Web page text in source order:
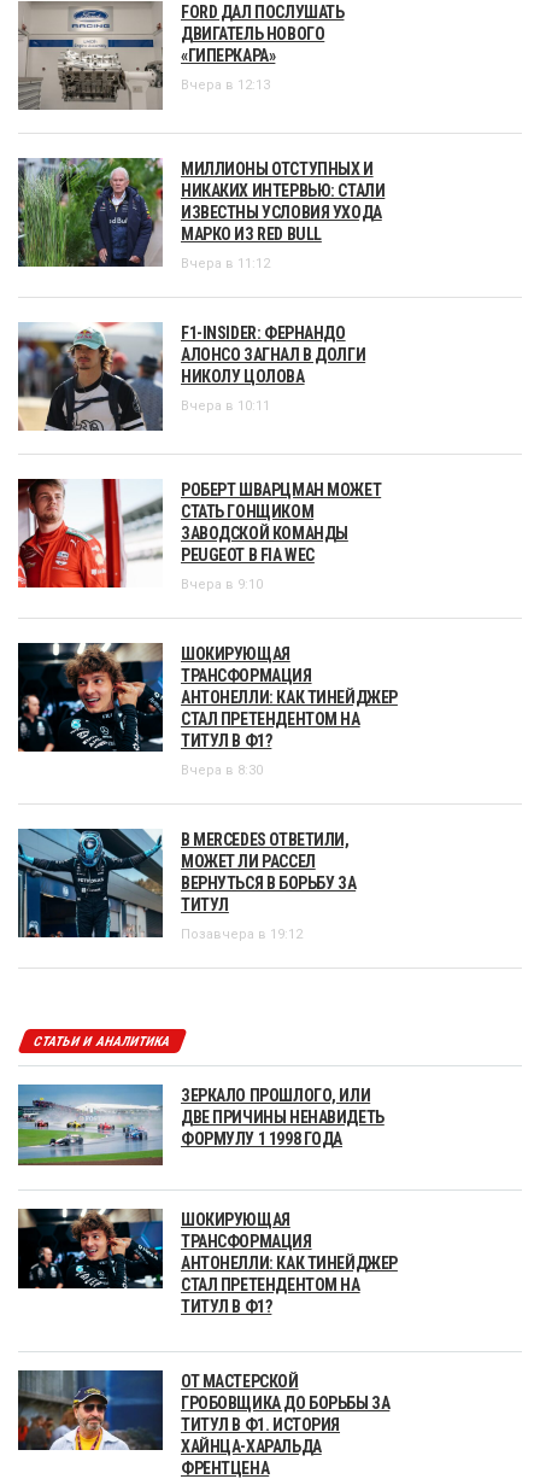
FORD ДАЛ ПОСЛУШАТЬ
ДВИГАТЕЛЬ НОВОГО
«ГИПЕРКАРА»
Вчера в 12:13
МИЛЛИОНЫ ОТСТУПНЫХ И
НИКАКИХ ИНТЕРВЬЮ: СТАЛИ
ИЗВЕСТНЫ УСЛОВИЯ УХОДА
МАРКО ИЗ RED BULL
Вчера в 11:12
F1-INSIDER: ФЕРНАНДО
АЛОНСО ЗАГНАЛ В ДОЛГИ
НИКОЛУ ЦОЛОВА
Вчера в 10:11
РОБЕРТ ШВАРЦМАН МОЖЕТ
СТАТЬ ГОНЩИКОМ
ЗАВОДСКОЙ КОМАНДЫ
PEUGEOT В FIA WEC
Вчера в 9:10
ШОКИРУЮЩАЯ
ТРАНСФОРМАЦИЯ
АНТОНЕЛЛИ: КАК ТИНЕЙДЖЕР
СТАЛ ПРЕТЕНДЕНТОМ НА
ТИТУЛ В Ф1?
Вчера в 8:30
В MERCEDES ОТВЕТИЛИ,
МОЖЕТ ЛИ РАССЕЛ
ВЕРНУТЬСЯ В БОРЬБУ ЗА
ТИТУЛ
Позавчера в 19:12
СТАТЬИ И АНАЛИТИКА
ЗЕРКАЛО ПРОШЛОГО, ИЛИ
ДВЕ ПРИЧИНЫ НЕНАВИДЕТЬ
ФОРМУЛУ 1 1998 ГОДА
ШОКИРУЮЩАЯ
ТРАНСФОРМАЦИЯ
АНТОНЕЛЛИ: КАК ТИНЕЙДЖЕР
СТАЛ ПРЕТЕНДЕНТОМ НА
ТИТУЛ В Ф1?
ОТ МАСТЕРСКОЙ
ГРОБОВЩИКА ДО БОРЬБЫ ЗА
ТИТУЛ В Ф1. ИСТОРИЯ
ХАЙНЦА-ХАРАЛЬДА
ФРЕНТЦЕНА